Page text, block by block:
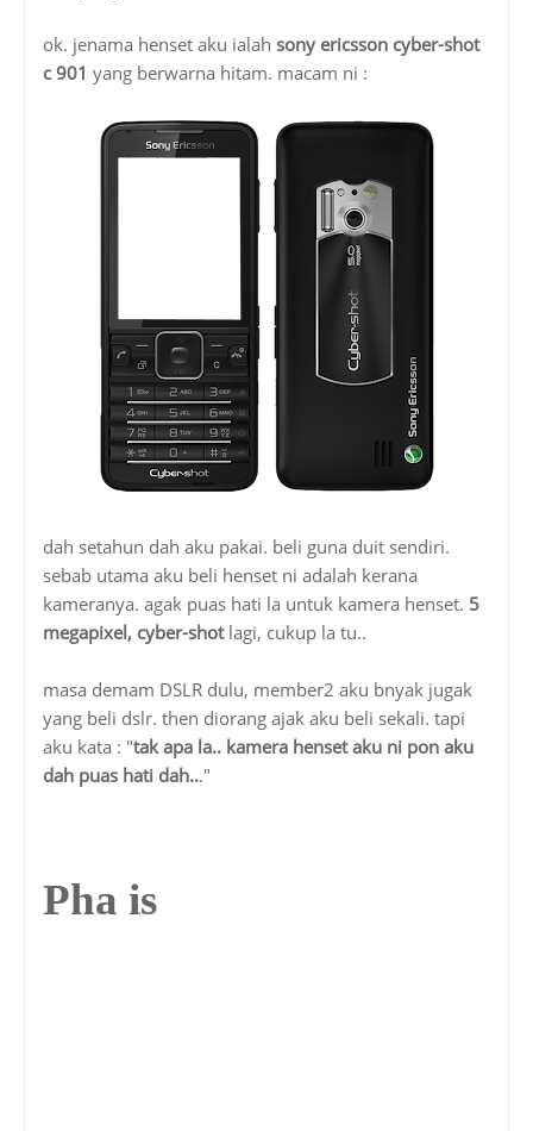
ok. jenama henset aku ialah sony ericsson cyber-shot
c 901 yang berwarna hitam. macam ni :
dah setahun dah aku pakai. beli guna duit sendiri.
sebab utama aku beli henset ni adalah kerana
kameranya. agak puas hati la untuk kamera henset. 5
megapixel, cyber-shot lagi, cukup la tu..
masa demam DSLR dulu, member2 aku bnyak jugak
yang beli dslr. then diorang ajak aku beli sekali. tapi
aku kata : "tak apa la.. kamera henset aku ni pon aku
dah puas hati dah..."
Pha is